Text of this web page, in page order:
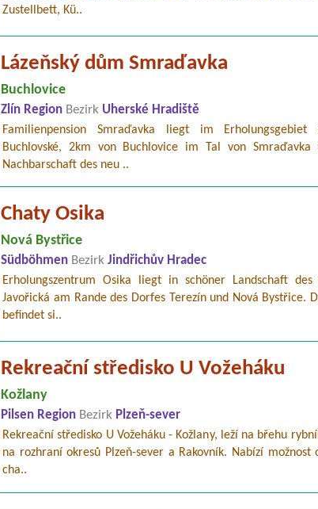
Zustellbett, Kü..
Lázeňský dům Smraďavka
Buchlovice
Zlín Region Bezirk Uherské Hradiště
Familienpension Smraďavka liegt im
Buchlovské, 2km von Buchlovice im Tal von
Nachbarschaft des neu ..
Chaty Osika
Nová Bystřice
Südböhmen Bezirk Jindřichův Hradec
Erholungszentrum Osika liegt in schöner Landschaft des
Javořická am Rande des Dorfes Terezín und Nová Bystřice.
befindet si..
Rekreační středisko U Vožeháku
Kožlany
Pilsen Region Bezirk Plzeň-sever
Rekreační středisko U Vožeháku - Kožlany, leží na břehu
na rozhraní okresů Plzeň-sever a Rakovník. Nabízí možnost
cha..